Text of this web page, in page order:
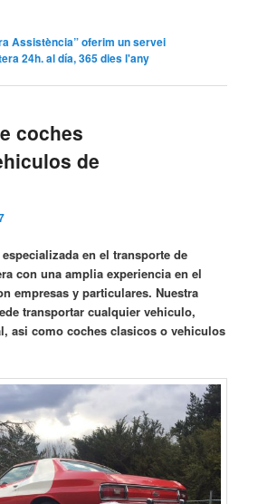
Assistència” oferim un servei
24h. al día, 365 dies l'any
coches
de
en el transporte de
con una amplia experiencia en el
empresas y particulares. Nuestra
transportar cualquier vehiculo,
asi como coches clasicos o vehiculos